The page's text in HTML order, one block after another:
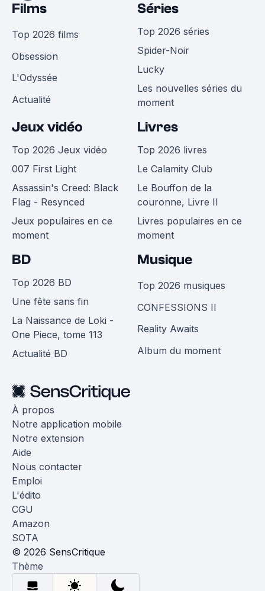
Films
Top 2026 films
Obsession
L'Odyssée
Actualité
Séries
Top 2026 séries
Spider-Noir
Lucky
Les nouvelles séries du
moment
Jeux vidéo
Top 2026 Jeux vidéo
007 First Light
Assassin's Creed: Black
Flag - Resynced
Jeux populaires en ce
moment
Livres
Top 2026 livres
Le Calamity Club
Le Bouffon de la
couronne, Livre II
Livres populaires en ce
moment
BD
Top 2026 BD
Une fête sans fin
La Naissance de Loki -
One Piece, tome 113
Actualité BD
Musique
Top 2026 musiques
CONFESSIONS II
Reality Awaits
Album du moment
À propos
Notre application mobile
Notre extension
Aide
Nous contacter
Emploi
L'édito
CGU
Amazon
SOTA
© 2026 SensCritique
Thème